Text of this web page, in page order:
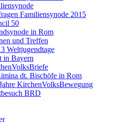
Familiensynode 2015
50
in Rom
und Treffen
Weltjugendtage
in Bayern
dt. Bischöfe in Rom
KirchenVolksBewegung
BRD